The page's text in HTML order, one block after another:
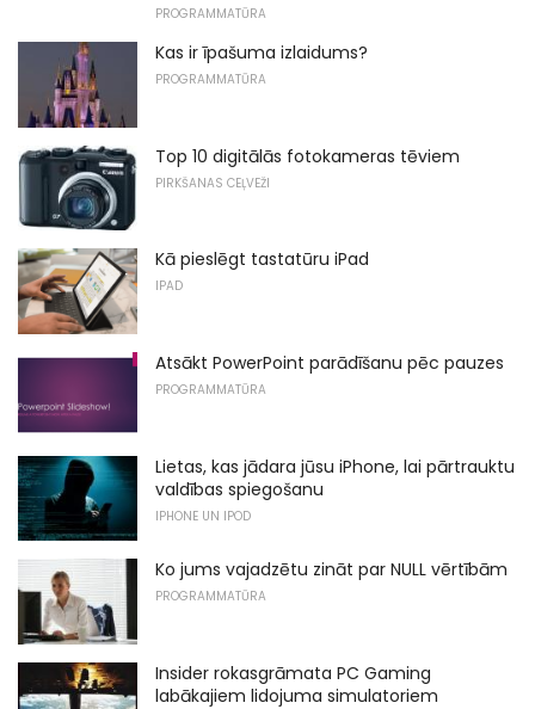
PROGRAMMATŪRA
Kas ir īpašuma izlaidums?
PROGRAMMATŪRA
Top 10 digitālās fotokameras tēviem
PIRKŠANAS CEĻVEŽI
Kā pieslēgt tastatūru iPad
IPAD
Atsākt PowerPoint parādīšanu pēc pauzes
PROGRAMMATŪRA
Lietas, kas jādara jūsu iPhone, lai pārtrauktu
valdības spiegošanu
IPHONE UN IPOD
Ko jums vajadzētu zināt par NULL vērtībām
PROGRAMMATŪRA
Insider rokasgrāmata PC Gaming
labākajiem lidojuma simulatoriem